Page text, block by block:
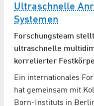
Ultraschnelle
Systemen
Forschungsteam
ultraschnelle
korrelierter
Ein internationales
hat gemeinsam mit
Born-Instituts in